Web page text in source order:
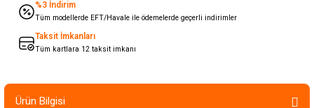
%3 İndirim
Tüm modellerde EFT/Havale ile ödemelerde geçerli indirimler
Taksit İmkanları
Tüm kartlara 12 taksit imkanı
Ürün Bilgisi